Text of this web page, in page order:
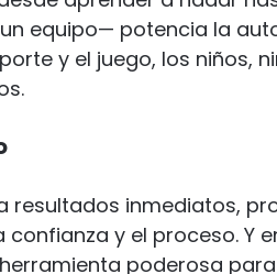
equipo— potencia la
y el juego, los niños,
resultados inmediatos,
y el proceso. Y
poderosa